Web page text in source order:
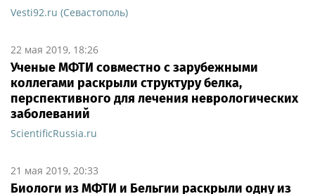
Vesti92.ru (Севастополь)
22 мая 2019, 18:26
Ученые МФТИ совместно с зарубежными
коллегами раскрыли структуру белка,
перспективного для лечения неврологических
заболеваний
ScientificRussia.ru
21 мая 2019, 20:33
Биологи из МФТИ и Бельгии раскрыли одну из